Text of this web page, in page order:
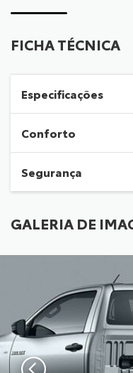
FICHA TÉCNICA
Especificações
Conforto
Segurança
GALERIA DE